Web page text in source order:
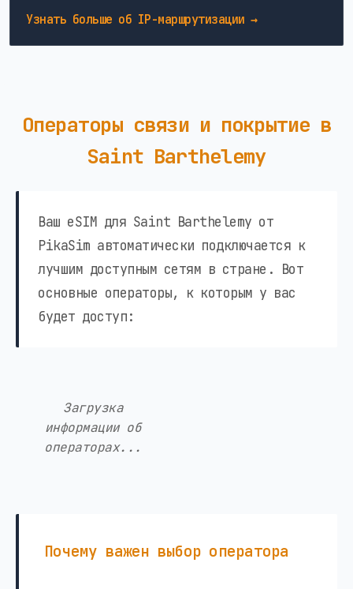
Узнать больше об IP-маршрутизации →
Операторы связи и покрытие в
Saint Barthelemy
Ваш eSIM для Saint Barthelemy от
PikaSim автоматически подключается к
лучшим доступным сетям в стране. Вот
основные операторы, к которым у вас
будет доступ:
Загрузка
информации об
операторах...
Почему важен выбор оператора